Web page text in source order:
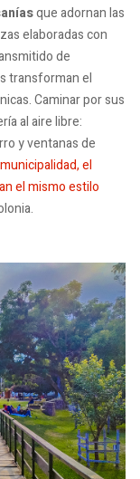
que adornan las
elaboradas con
de
transforman el
Caminar por sus
al aire libre:
y ventanas de
el
el mismo estilo